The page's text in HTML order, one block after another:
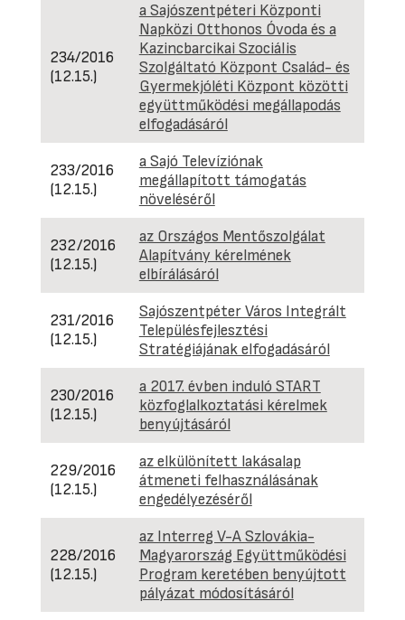
234/2016
(12.15.)
a Sajószentpéteri Központi
Napközi Otthonos Óvoda és a
Kazincbarcikai Szociális
Szolgáltató Központ Család- és
Gyermekjóléti Központ közötti
együttműködési megállapodás
elfogadásáról
233/2016
(12.15.)
a Sajó Televíziónak
megállapított támogatás
növeléséről
232/2016
(12.15.)
az Országos Mentőszolgálat
Alapítvány kérelmének
elbírálásáról
231/2016
(12.15.)
Sajószentpéter Város Integrált
Településfejlesztési
Stratégiájának elfogadásáról
230/2016
(12.15.)
a 2017. évben induló START
közfoglalkoztatási kérelmek
benyújtásáról
229/2016
(12.15.)
az elkülönített lakásalap
átmeneti felhasználásának
engedélyezéséről
228/2016
(12.15.)
az Interreg V-A Szlovákia-
Magyarország Együttműködési
Program keretében benyújtott
pályázat módosításáról